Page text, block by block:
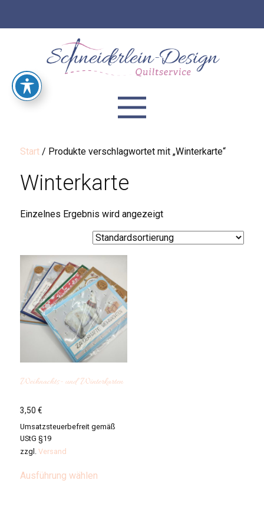
Start / Produkte verschlagwortet mit „Winterkarte“
Winterkarte
Einzelnes Ergebnis wird angezeigt
Weihnachts- und Winterkarten
3,50€
Umsatzsteuerbefreit gemäß
UStG §19
zzgl.Versand
Ausführung wählen